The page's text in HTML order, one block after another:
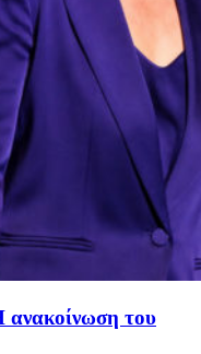
του